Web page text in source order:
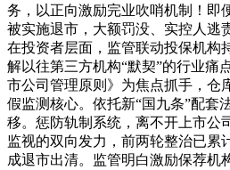
务，以正向激励完业吹哨机制！即
被实施退市，大额罚没、实控人逃
在投资者层面，监管联动投保机构
解以往第三方机构“默契”的行业痛
市公司管理原则》为焦点抓手，仓
假监测核心。依托新“国九条”配套
移。惩防轨制系统，离不开上市公
监视的双向发力，前两轮整治已累
成退市出清。监管明白激励保荐机